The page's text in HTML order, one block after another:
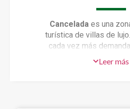
Cancelada es una
turística de villas de
cada vez más
colegios
Leer más